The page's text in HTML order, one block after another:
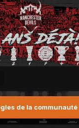
de la communauté